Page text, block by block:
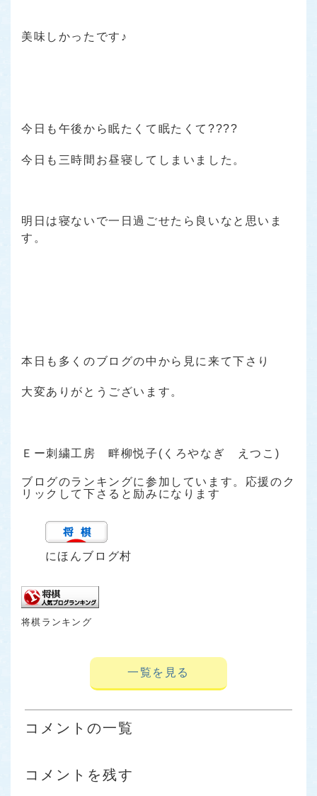
美味しかったです♪
今日も午後から眠たくて眠たくて????
今日も三時間お昼寝してしまいました。
明日は寝ないで一日過ごせたら良いなと思いま
す。
本日も多くのブログの中から見に来て下さり
大変ありがとうございます。
Ｅー刺繍工房 畔柳悦子(くろやなぎ えつこ)
ブログのランキングに参加しています。応援のク
リックして下さると励みになります
にほんブログ村
将棋ランキング
一覧を見る
コメントの一覧
コメントを残す